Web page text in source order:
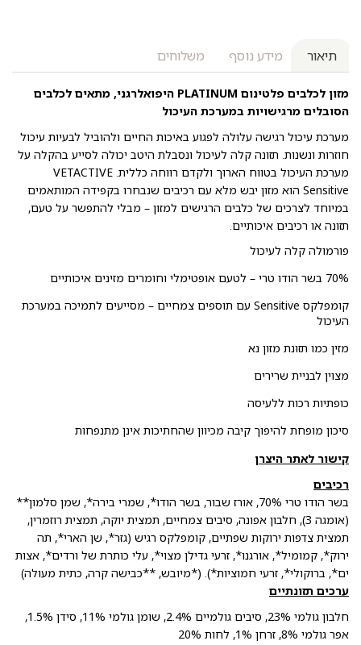
תיאור מידע נוסף משלוחים
מזון לכלבים
פלטינום PLATINUM היפואלרגני, מתאים לכלבים
הסובלים מרגישויות במערכת העיכול
מערכת עיכול רגישה עלולה לפגוע באיכות החיים ולהוביל לבעיות עיכול
חוזרות ונשנות. תזונה קלה לעיכול ונסבלת היטב יכולה לסייע בהקלה על
מערכת העיכול בטווח הארוך ולקדם רווחה כללית. VETACTIVE
Sensitive הוא מזון יבש מלא עם רכיבים שנבחרו בקפידה המותאמים
במיוחד לצרכים של כלבים הרגישים למזון – מבלי להתפשר על טעם,
תזונה או רכיבים איכותיים.
פורמולה קלה לעיכול
70% בשר הודו טרי – לטעם אופטימלי וחומרים מזינים איכותיים
קומפלקס Sensitive עם תוספים צמחיים – מסייעים לתמיכה במערכת
העיכול
מזין כמו תזונת מזון נא
מצוין לבניית שרירים
כופתיות רכות ללעיסה
סיכון מופחת להיפוך קיבה מכיוון שהחתיכות אינן מתנפחות
קישור לאתר היצרן
רכיבים
בשר הודו טרי 70%, אורז שבור, בשר הודו*, שמרי בירה*, שמן סלמון**
(אומגה 3), חלבון אפונה, סיבים צמחיים, תמצית יוקה, תמצית רוזמרין,
תמצית צדפות ירוקות שפתיים, קומפלקס רגיש (גזר*, שן הארי*, תה
ירוק*, קמומיל*, אורגנו*, זרעי גדילן מצוי*, עלי כותרת של ורדים*, אצות
ים*, ברוקולי*, זרעי חמוציות*). (*מיובש, **כבישה קרה, כתית מעולה)
ערכים תזונתיים
חלבון גולמי 23%, סיבים גולמיים 2.4%, שומן גולמי 11%, סידן 1.5%,
אפר גולמי 8%, זרחן 1%, לחות 20%